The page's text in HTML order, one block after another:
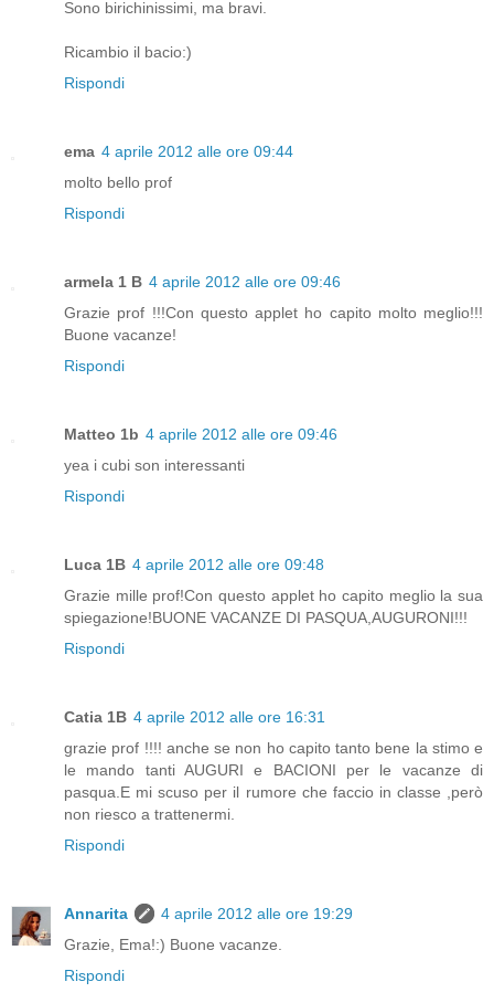
Sono birichinissimi, ma bravi.
Ricambio il bacio:)
Rispondi
ema 4 aprile 2012 alle ore 09:44
molto bello prof
Rispondi
armela 1 B 4 aprile 2012 alle ore 09:46
Grazie prof !!!Con questo applet ho capito molto meglio!!!
Buone vacanze!
Rispondi
Matteo 1b 4 aprile 2012 alle ore 09:46
yea i cubi son interessanti
Rispondi
Luca 1B 4 aprile 2012 alle ore 09:48
Grazie mille prof!Con questo applet ho capito meglio la sua
spiegazione!BUONE VACANZE DI PASQUA,AUGURONI!!!
Rispondi
Catia 1B 4 aprile 2012 alle ore 16:31
grazie prof !!!! anche se non ho capito tanto bene la stimo e
le mando tanti AUGURI e BACIONI per le vacanze di
pasqua.E mi scuso per il rumore che faccio in classe ,però
non riesco a trattenermi.
Rispondi
Annarita
4 aprile 2012 alle ore 19:29
Grazie, Ema!:) Buone vacanze.
Rispondi